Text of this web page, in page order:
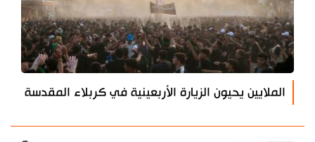
الملايين يحيون الزيارة الأربعينية في كربلاء المقدسة